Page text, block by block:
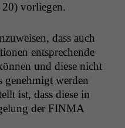
20) vorliegen.
dass auch
entsprechende
und diese nicht
genehmigt wer­den
ist, dass diese in
der FINMA